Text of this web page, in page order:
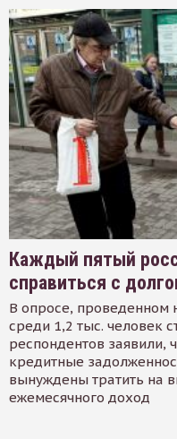
Каждый пятый
справиться с
В опросе, проведенном
среди 1,2 тыс. человек
респондентов заявили,
кредитные
вынуждены тратить на
ежемесячного доход